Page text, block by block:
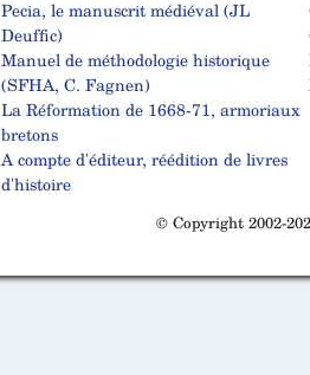
Pecia, le manuscrit médiéval (JL
Deuffic)
Manuel de méthodologie historique
(SFHA, C. Fagnen)
La Réformation de 1668-71, armoriaux
bretons
A compte d'éditeur, réédition de livres
d'histoire
© Copyright 2002-